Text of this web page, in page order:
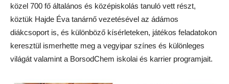
közel 700 fő általános és középiskolás tanuló vett részt,
köztük Hajde Éva tanárnő vezetésével az ádámos
diákcsoport is, és különböző kísérleteken, játékos feladatokon
keresztül ismerhette meg a vegyipar színes és különleges
világát valamint a BorsodChem iskolai és karrier programjait.